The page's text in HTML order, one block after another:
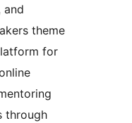
and
theme
for
through